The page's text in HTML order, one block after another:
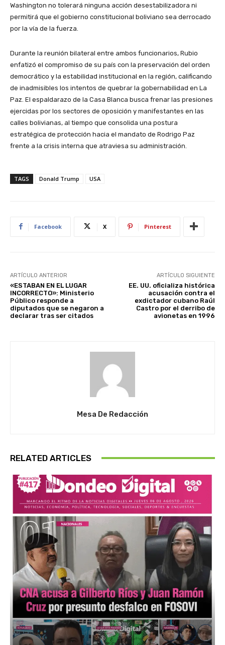
Washington no tolerará ninguna acción desestabilizadora ni
permitirá que el gobierno constitucional boliviano sea derrocado
por la vía de la fuerza.
Durante la reunión bilateral entre ambos funcionarios, Rubio
enfatizó el compromiso de su país con la preservación del orden
democrático y la estabilidad institucional en la región, calificando
de inadmisibles los intentos de quebrar la gobernabilidad en La
Paz. El espaldarazo de la Casa Blanca busca frenar las presiones
ejercidas por los sectores de oposición y manifestantes en las
calles bolivianas, al tiempo que consolida una postura
estratégica de protección hacia el mandato de Rodrigo Paz
frente a la crisis interna que atraviesa su administración.
TAGS Donald Trump USA
Facebook X Pinterest
ARTÍCULO ANTERIOR
«ESTABAN EN EL LUGAR
INCORRECTO»: Ministerio
Público responde a
diputados que se negaron a
declarar tras ser citados
ARTÍCULO SIGUIENTE
EE. UU. oficializa histórica
acusación contra el
exdictador cubano Raúl
Castro por el derribo de
avionetas en 1996
Mesa De Redacción
RELATED ARTICLES